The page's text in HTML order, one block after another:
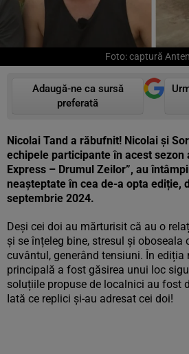
Foto: captură
Adaugă-ne ca sursă
preferată
Nicolai Tand a răbufnit! Nicolai și
echipele participante în acest sezon
Express – Drumul Zeilor”, au
neașteptate în cea de-a opta ediție,
septembrie 2024.
Deși cei doi au mărturisit că au o
și se înțeleg bine, stresul și oboseala
cuvântul, generând tensiuni. În ediția
principală a fost găsirea unui loc
soluțiile propuse de localnici au fost
Iată ce replici și-au adresat cei doi!